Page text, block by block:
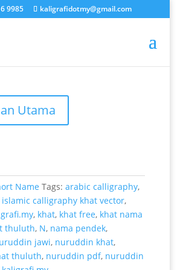
9985 kaligrafidotmy@gmail.com
Utama
Name Tags: arabic calligraphy,
islamic calligraphy khat vector,
, khat, khat free, khat nama
thuluth, N, nama pendek,
jawi, nuruddin khat,
thuluth, nuruddin pdf, nuruddin